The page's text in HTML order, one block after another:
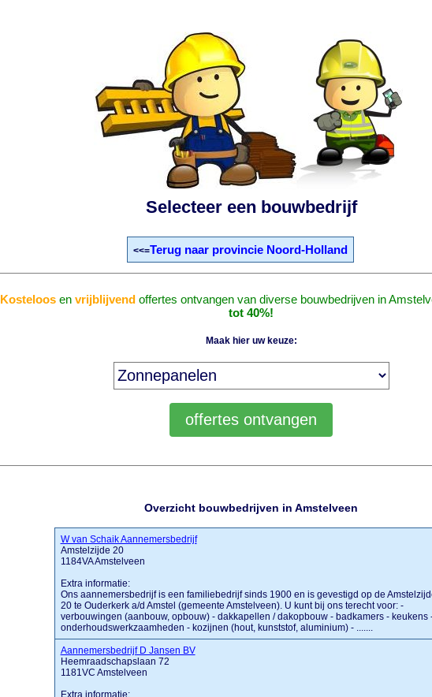
Selecteer een bouwbedrijf
<<=Terug naar provincie Noord-Holland
Kosteloos envrijblijvend offertes ontvangen van diverse bouwbedrijven in
tot 40%!
Maak hier uw keuze:
Overzicht bouwbedrijven in Amstelveen
W van Schaik Aannemersbedrijf
Amstelzijde 20
1184VA Amstelveen
Extra informatie:
Ons aannemersbedrijf is een familiebedrijf sinds 1900 en is gevestigd op de
20 te Ouderkerk a/d Amstel (gemeente Amstelveen). U kunt bij ons terecht voor: -
verbouwingen (aanbouw, opbouw) - dakkapellen / dakopbouw - badkamers - keukens
onderhoudswerkzaamheden - kozijnen (hout, kunststof, aluminium) - .......
Aannemersbedrijf D Jansen BV
Heemraadschapslaan 72
1181VC Amstelveen
Extra informatie: